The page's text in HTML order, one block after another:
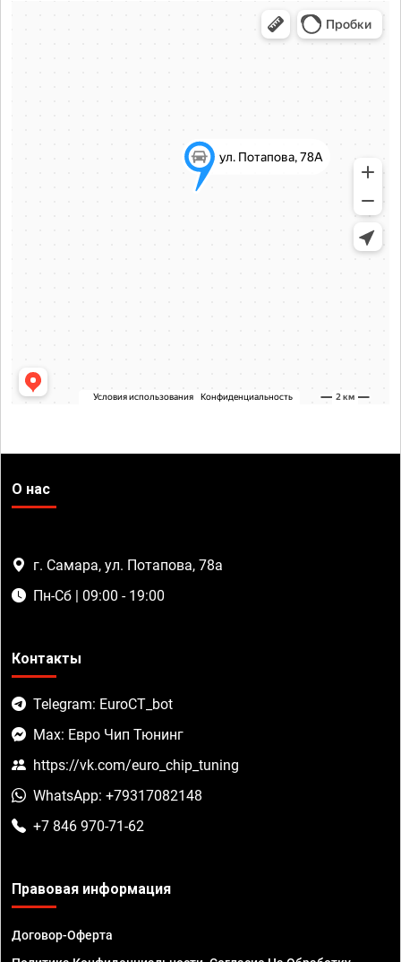
О нас
г. Самара, ул. Потапова, 78а
Пн-Сб | 09:00 - 19:00
Контакты
Telegram: EuroCT_bot
Max: Евро Чип Тюнинг
https://vk.com/euro_chip_tuning
WhatsApp: +79317082148
+7 846 970-71-62
Правовая информация
Договор-Оферта